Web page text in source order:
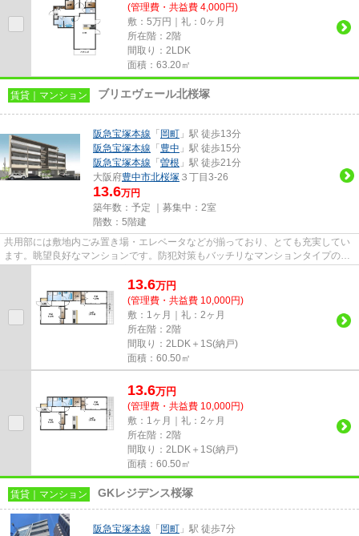
(管理費・共益費 4,000円)
敷：5万円｜礼：0ヶ月
所在階：2階
間取り：2LDK
面積：63.20㎡
賃貸｜マンション ブリエヴェール北桜塚
阪急宝塚本線 「 岡町 」駅 徒歩13分
阪急宝塚本線 「 豊中 」駅 徒歩15分
阪急宝塚本線 「 曽根 」駅 徒歩21分
大阪府豊中市北桜塚 ３丁目3-26
13.6万円
築年数：予定 ｜募集中： 2室
階数：5階建
共用部には敷地内ごみ置き場・エレベータなどが揃っており、とても充実してい
ます。眺望良好なマンションです。防犯対策もバッチリなマンションタイプの物
13.6万円
(管理費・共益費 10,000円)
敷：1ヶ月｜礼：2ヶ月
所在階：2階
間取り：2LDK＋1S(納戸)
面積：60.50㎡
13.6万円
(管理費・共益費 10,000円)
敷：1ヶ月｜礼：2ヶ月
所在階：2階
間取り：2LDK＋1S(納戸)
面積：60.50㎡
賃貸｜マンション GKレジデンス桜塚
阪急宝塚本線 「 岡町 」駅 徒歩7分